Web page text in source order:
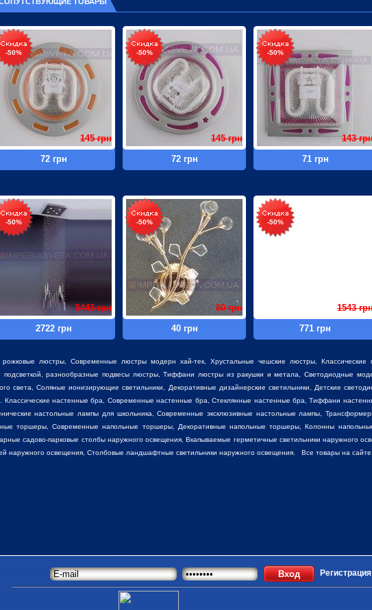
-50%
72 грн
145 грн
-50%
72 грн
145 грн
-50%
71 грн
143
-50%
2722 грн
5443 грн
-50%
40 грн
80 грн
-50%
771 грн
1543
рожковые люстры, Современные люстры модерн хай-тек, Хрустальные чешские люстры,
разнообразные подвесы люстры,Тиффани люстрыиз ракушки и метала, Светодиодные
света, Соляные ионизирующие светильники, Декоративные дизайнерские светильники , Детские
Классические настенные бра, Современные настенные бра, Стеклянные настенные бра, Тиффани
настольные лампы для школьника, Современные эксклюзивные настольные лампы,
торшеры , Современные напольные торшеры, Декоративные напольные торшеры, Колонны
садово-парковые столбы наружного освещения, Вкапываемые герметичные светильники наружного
наружного освещения, Столбовые ландшафтные светильники наружного освещения. Все товары на
Регистрация